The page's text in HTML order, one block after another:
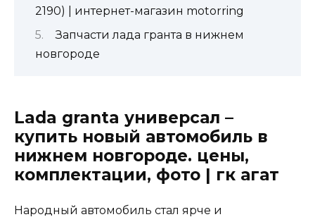
2190) | интернет-магазин motorring
Запчасти лада гранта в нижнем
новгороде
Lada granta универсал –
купить новый автомобиль в
нижнем новгороде. цены,
комплектации, фото | гк агат
Народный автомобиль стал ярче и